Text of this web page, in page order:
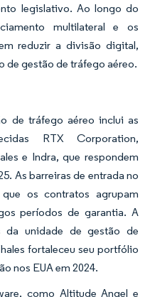
legislativo. Ao longo do
multilateral e os
reduzir a divisão digital,
de gestão de tráfego aéreo.
de tráfego aéreo inclui as
RTX Corporation,
e Indra, que respondem
As barreiras de entrada no
os contratos agrupam
períodos de garantia. A
da unidade de gestão de
fortaleceu seu portfólio
nos EUA em 2024.
como Altitude Angel e